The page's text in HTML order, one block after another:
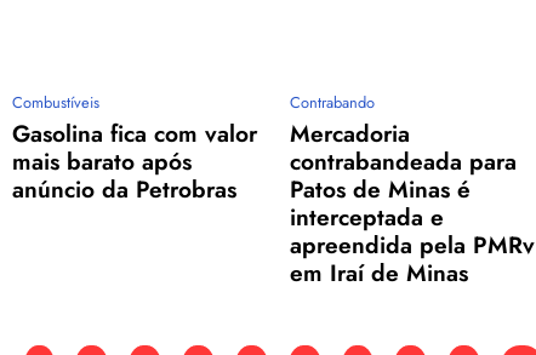
Combustíveis
Gasolina fica com valor
mais barato após
anúncio da Petrobras
Contrabando
Mercadoria
contrabandeada para
Patos de Minas é
interceptada e
apreendida pela PMRv
em Iraí de Minas